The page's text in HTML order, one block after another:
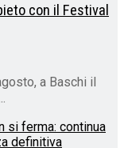
con il Festival
a Baschi il